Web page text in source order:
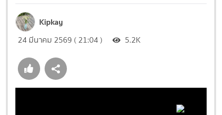
Kipkay
24 มีนาคม 2569 ( 21:04 ) 5.2K